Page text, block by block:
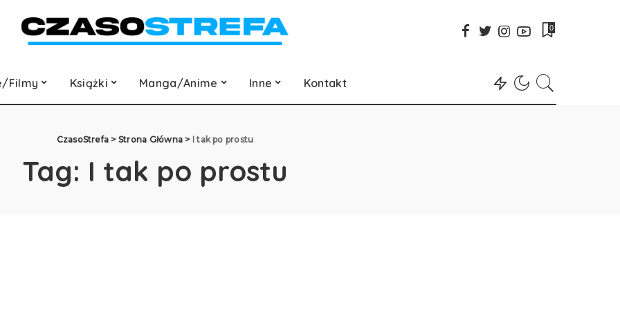
0
Filmy Książki Manga/Anime Inne Kontakt
CzasoStrefa > Strona Główna > I tak po prostu
Tag: I tak po prostu